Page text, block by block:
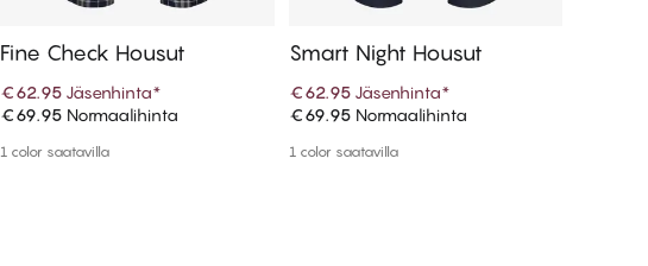
Lisää ostoskoriin
Fine Check Housut
€62.95 Jäsenhinta*
€69.95 Normaalihinta
1 color saatavilla
Lisää ostoskoriin
Smart Night Housut
€62.95 Jäsenhinta*
€69.95Normaalihinta
1 color saatavilla